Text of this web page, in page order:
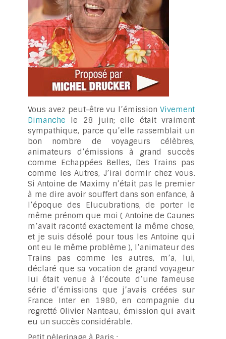
Vous avez peut-être vu l’émission Vivement
Dimanche le 28 juin; elle était vraiment
sympathique, parce qu’elle rassemblait un
bon nombre de voyageurs célèbres,
animateurs d’émissions à grand succès
comme Echappées Belles, Des Trains pas
comme les Autres, J’irai dormir chez vous.
Si Antoine de Maximy n’était pas le premier
à me dire avoir souffert dans son enfance, à
l’époque des Elucubrations, de porter le
même prénom que moi ( Antoine de Caunes
m’avait raconté exactement la même chose,
et je suis désolé pour tous les Antoine qui
ont eu le même problème ), l’animateur des
Trains pas comme les autres, m’a, lui,
déclaré que sa vocation de grand voyageur
lui était venue à l’écoute d’une fameuse
série d’émissions que j’avais créées sur
France Inter en 1980, en compagnie du
regretté Olivier Nanteau, émission qui avait
eu un succès considérable.